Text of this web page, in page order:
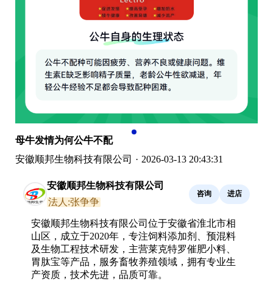
母牛发情为何公牛不配
安徽顺邦生物科技有限公司 · 2026-03-13 20:43:31
安徽顺邦生物科技有限公司
法人:张争争
咨询 进店
安徽顺邦生物科技有限公司位于安徽省淮北市相
山区，成立于2020年，专注饲料添加剂、预混料
及生物工程技术研发，主营莱克特罗催肥小料、
胃肽宝等产品，服务畜牧养殖领域，拥有专业生
产资质，技术先进，品质可靠。